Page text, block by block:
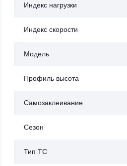
Индекс нагрузки
Индекс скорости
Модель
Профиль высота
Самозаклеивание
Сезон
Тип ТС